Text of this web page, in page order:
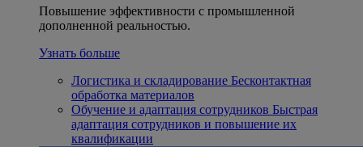
Повышение эффективности с промышленной
дополненной реальностью.
Узнать больше
Логистика и складирование Бесконтактная
обработка материалов
Обучение и адаптация сотрудников Быстрая
адаптация сотрудников и повышение их
квалификации